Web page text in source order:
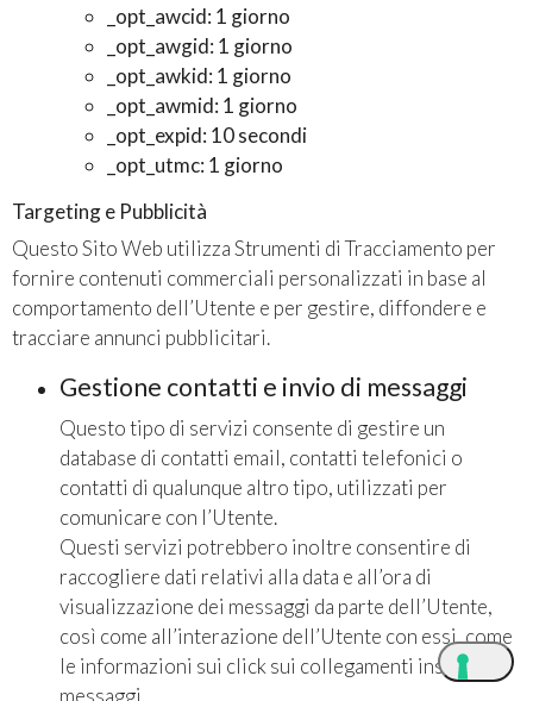
_opt_awcid: 1 giorno
_opt_awgid: 1 giorno
_opt_awkid: 1 giorno
_opt_awmid: 1 giorno
_opt_expid: 10 secondi
_opt_utmc: 1 giorno
Targeting e Pubblicità
Questo Sito Web utilizza Strumenti di Tracciamento per
fornire contenuti commerciali personalizzati in base al
comportamento dell’Utente e per gestire, diffondere e
tracciare annunci pubblicitari.
Gestione contatti e invio di messaggi
Questo tipo di servizi consente di gestire un
database di contatti email, contatti telefonici o
contatti di qualunque altro tipo, utilizzati per
comunicare con l’Utente.
Questi servizi potrebbero inoltre consentire di
raccogliere dati relativi alla data e all’ora di
visualizzazione dei messaggi da parte dell’Utente,
così come all’interazione dell’Utente con essi, come
le informazioni sui click sui collegamenti inseriti nei
messaggi.